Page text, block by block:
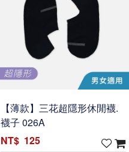
【薄款】三花超隱形休閒襪.
襪子 026A
125